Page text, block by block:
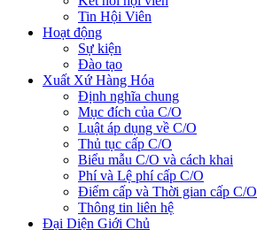
Tin Hội Viên
Hoạt động
Sự kiện
Đào tạo
Xuất Xứ Hàng Hóa
Định nghĩa chung
Mục đích của C/O
Luật áp dụng về C/O
Thủ tục cấp C/O
Biểu mẫu C/O và cách khai
Phí và Lệ phí cấp C/O
Điểm cấp và Thời gian cấp C/O
Thông tin liên hệ
Đại Diện Giới Chủ